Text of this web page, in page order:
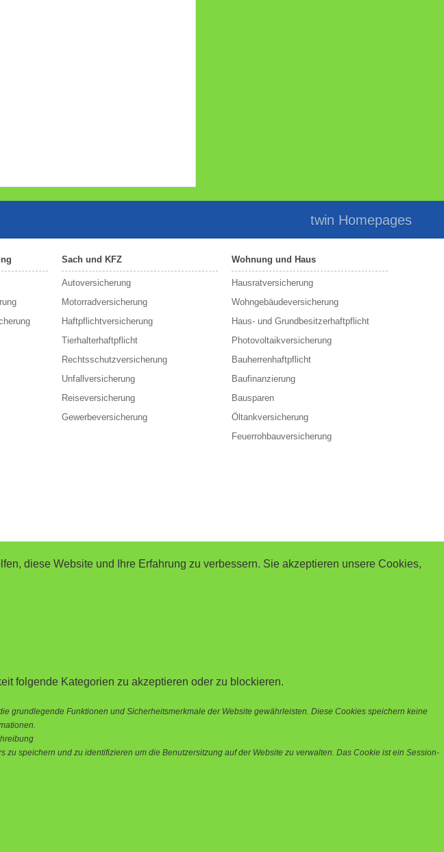
twin Homepages
Sach und KFZ
Autoversicherung
Motorradversicherung
Haftpflichtversicherung
Tierhalterhaftpflicht
Rechtsschutzversicherung
Unfallversicherung
Reiseversicherung
Gewerbeversicherung
Wohnung und Haus
Hausratversicherung
Wohngebäudeversicherung
Haus- und Grundbesitzerhaftpflicht
Photovoltaikversicherung
Bauherrenhaftpflicht
Baufinanzierung
Bausparen
Öltankversicherung
Feuerrohbauversicherung
diese Website und Ihre Erfahrung zu verbessern. Sie akzeptieren unsere Cookies,
folgende Kategorien zu akzeptieren oder zu blockieren.
grundlegende Funktionen und Sicherheitsmerkmale der Website gewährleisten. Diese Cookies speichern keine
speichern und zu identifizieren um die Benutzersitzung auf der Website zu verwalten. Das Cookie ist ein Session-